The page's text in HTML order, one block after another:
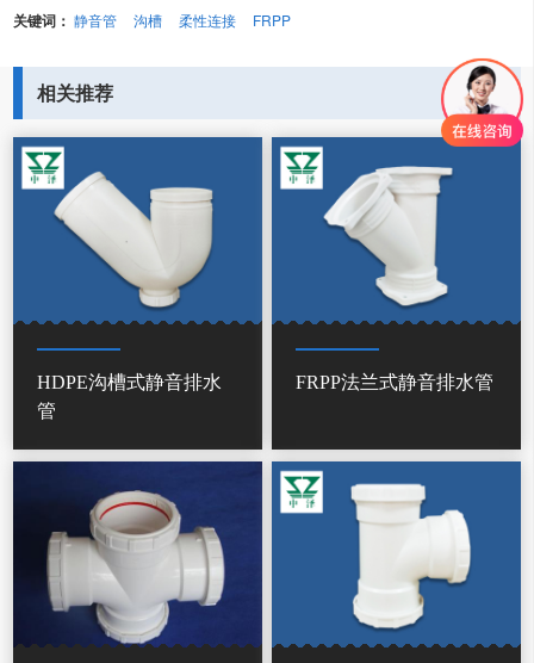
关键词：静音管 沟槽 柔性连接 FRPP
相关推荐
HDPE沟槽式静音排水
管
FRPP法兰式静音排水管